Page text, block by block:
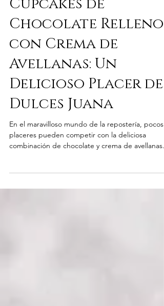
2 jul 2024
Cupcakes de
Chocolate Rellenos
con Crema de
Avellanas: Un
Delicioso Placer de
Dulces Juana
En el maravilloso mundo de la repostería, pocos